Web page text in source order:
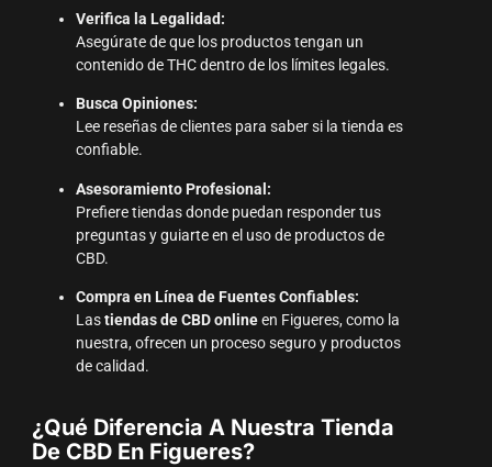
Verifica la Legalidad:
Asegúrate de que los productos tengan un
contenido de THC dentro de los límites legales.
Busca Opiniones:
Lee reseñas de clientes para saber si la tienda es
confiable.
Asesoramiento Profesional:
Prefiere tiendas donde puedan responder tus
preguntas y guiarte en el uso de productos de
CBD.
Compra en Línea de Fuentes Confiables:
Lastiendas de CBD onlineen Figueres, como la
nuestra, ofrecen un proceso seguro y productos
de calidad.
¿Qué Diferencia A Nuestra Tienda
De CBD En Figueres?